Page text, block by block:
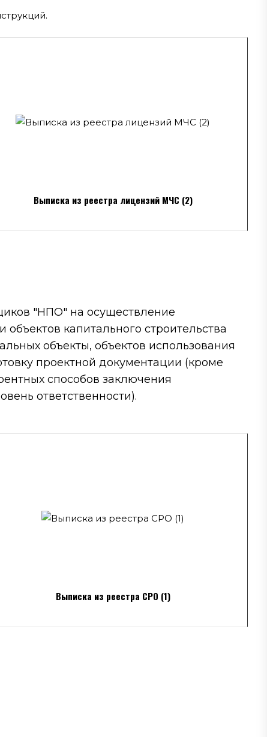
Выписка из реестра лицензий МЧС (2)
"НПО" на осуществление
капитального строительства
объекты, объектов использования
проектной документации (кроме
способов заключения
ответственности).
Выписка из реестра СРО (1)